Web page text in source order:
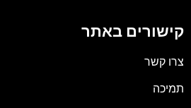
קישורים באתר
צרו קשר
תמיכה